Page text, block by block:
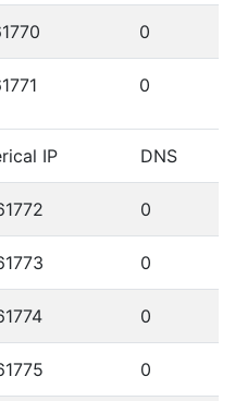
0
0
IP DNS
0
0
0
0